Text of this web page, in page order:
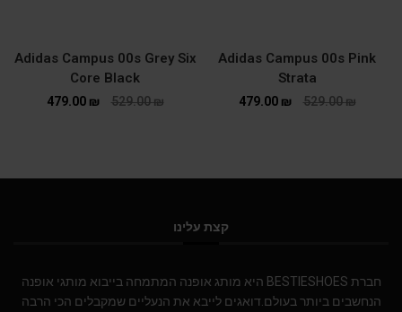
Adidas Campus 00s Pink
Strata
529.00₪
479.00 ₪
Adidas Campus 00s Grey Six
Core Black
529.00₪
479.00 ₪
קצת עלינו
חברת BESTIESHOES היא מותג אופנה המתמחה בייבוא מותגי אופנה
הנחשבים ביותר בעולם.דואגים לייבא את הנעליים שמקבלים הכי הרבה